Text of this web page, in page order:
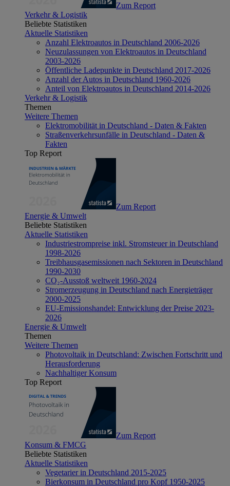
Zum Report
Verkehr & Logistik
Beliebte Statistiken
Aktuelle Statistiken
Anzahl Elektroautos in Deutschland 2006-2026
Neuzulassungen von Elektroautos in Deutschland
2003-2026
Öffentliche Ladepunkte in Deutschland 2017-2026
Anzahl der Autos in Deutschland 1960-2026
Anteil von Elektroautos in Deutschland 2014-2026
Verkehr & Logistik
Themen
Weitere Themen
Elektromobilität in Deutschland - Daten & Fakten
Straßenverkehrsunfälle in Deutschland - Daten &
Fakten
Top Report
Zum Report
Energie & Umwelt
Beliebte Statistiken
Aktuelle Statistiken
Industriestrompreise inkl. Stromsteuer in Deutschland
1998-2026
Treibhausgasemissionen nach Sektoren in Deutschland
1990-2030
CO₂-Ausstoß weltweit 1960-2024
Stromerzeugung in Deutschland nach Energieträger
2000-2025
EU-Emissionshandel: Entwicklung der Preise 2023-
2026
Energie & Umwelt
Themen
Weitere Themen
Photovoltaik in Deutschland: Zwischen Fortschritt und
Herausforderung
Nachhaltiger Konsum
Top Report
Zum Report
Konsum & FMCG
Beliebte Statistiken
Aktuelle Statistiken
Vegetarier in Deutschland 2015-2025
Bierkonsum in Deutschland pro Kopf 1950-2025